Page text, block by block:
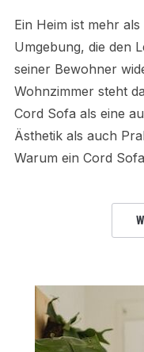
Ein Heim ist mehr
Umgebung, die den
seiner Bewohner
Wohnzimmer steht
Cord Sofa als eine
Ästhetik als auch
Warum ein Cord